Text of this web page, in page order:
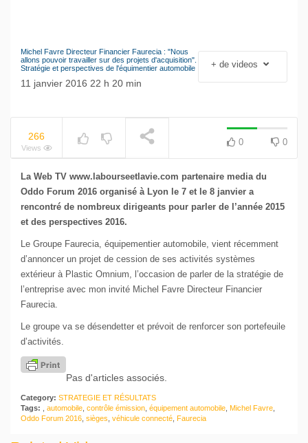
NOW PLAYING
Le séisme industriel
Volkswagen
Michel Favre Directeur Financier Faurecia : "Nous
allons pouvoir travailler sur des projets d'acquisition".
Stratégie et perspectives de l'équimentier automobile
11 janvier 2016 22 h 20 min
+ de videos
266
Views
0 0
La Web TV www.labourseetlavie.com partenaire media du
Oddo Forum 2016 organisé à Lyon le 7 et le 8 janvier a
rencontré de nombreux dirigeants pour parler de l’année 2015
et des perspectives 2016.
Le Groupe Faurecia, équipementier automobile, vient récemment
d’annoncer un projet de cession de ses activités systèmes
extérieur à Plastic Omnium, l’occasion de parler de la stratégie de
l’entreprise avec mon invité Michel Favre Directeur Financier
Faurecia.
Le groupe va se désendetter et prévoit de renforcer son portefeuile
d’activités.
Pas d'articles associés.
Category: STRATEGIE ET RÉSULTATS
Tags:
automobile contrôle émission équipement automobile Michel Favre
Oddo Forum 2016 sièges véhicule connecté Faurecia